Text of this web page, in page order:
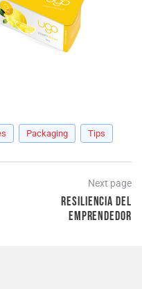
Packaging Tips
Next page
Resiliencia del
emprendedor